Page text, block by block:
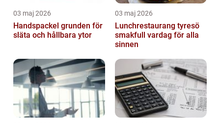
03 maj 2026
Handspackel grunden för
släta och hållbara ytor
03 maj 2026
Lunchrestaurang tyresö
smakfull vardag för alla
sinnen